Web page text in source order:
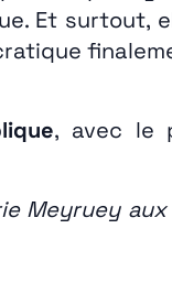
Et surtout,
, avec le
Meyruey